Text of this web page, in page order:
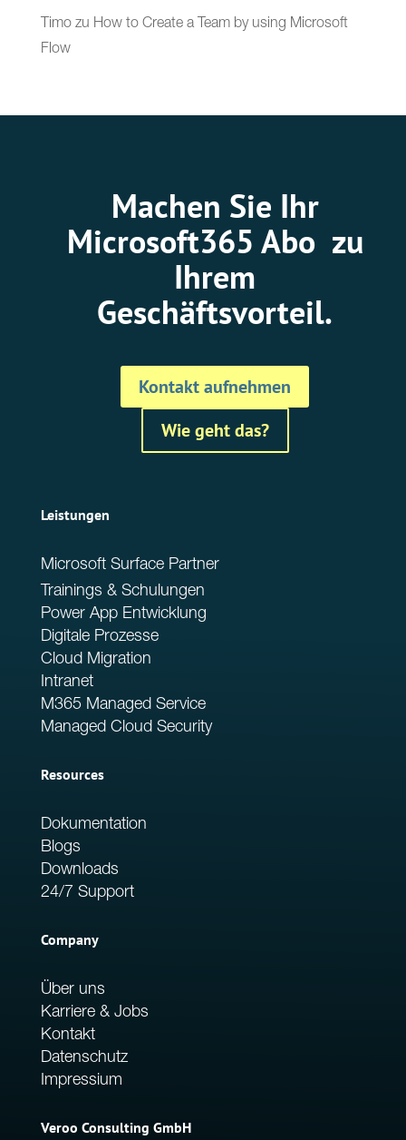
Timozu How to Create a Team by using Microsoft
Flow
Machen Sie Ihr
Microsoft365 Abo zu
Ihrem
Geschäftsvorteil.
Kontakt aufnehmen
Wie geht das?
Leistungen
Microsoft Surface Partner
Trainings & Schulungen
Power App Entwicklung
Digitale Prozesse
Cloud Migration
Intranet
M365 Managed Service
Managed Cloud Security
Resources
Dokumentation
Blogs
Downloads
24/7 Support
Company
Über uns
Karriere & Jobs
Kontakt
Datenschutz
Impressium
Veroo Consulting GmbH